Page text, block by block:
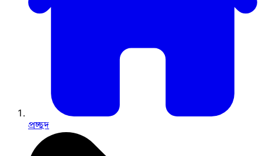
প্রচ্ছদ